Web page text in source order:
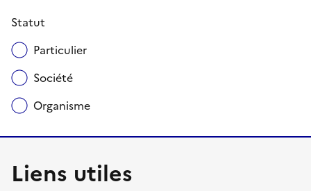
Statut
Particulier
Société
Organisme
Liens utiles